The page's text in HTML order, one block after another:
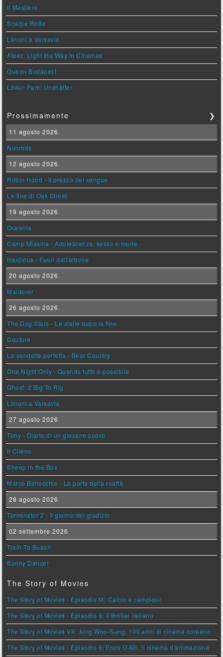
Il Mestiere
Scarpe Rotte
Limoni a Varsavia
Ateez: Light the Way in Cinemas
Queen Budapest
Linkin Park: Unshatter
Prossimamente ❯
11 agosto 2026
Nimrods
12 agosto 2026
Robin Hood - Il prezzo del sangue
La fine di Oak Street
19 agosto 2026
Oceania
Camp Miasma - Adolescenza, sesso e morte
Insidious - Fuori dall'altrove
20 agosto 2026
Maldoror
26 agosto 2026
The Dog Stars - Le stelle dopo la fine
Couture
La vendetta perfetta - Bear Country
One Night Only - Quando tutto è possibile
Ghost: 2 Big To Rig
Limoni a Varsavia
27 agosto 2026
Tony - Diario di un giovane cuoco
Il Cileno
Sheep in the Box
Marco Bellocchio - La porta della realtà
28 agosto 2026
Terminator 2 - Il giorno del giudizio
02 settembre 2026
Train To Busan
Sunny Dancer
The Story of Movies
The Story of Movies - Episodio IX: Calcio e campioni
The Story of Movies - Episodio 8: Il thriller italiano
The Story of Movies VII: Jung Woo-Sung, 100 anni di cinema coreano
The Story of Movies - Episodio 6: Enzo D'Alò, il cinema d'animazione